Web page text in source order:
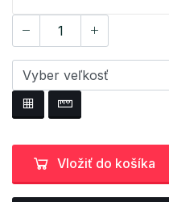
Vložiť do košíka